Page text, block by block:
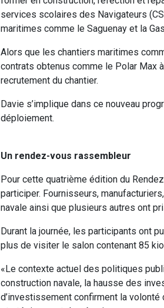
services scolaires des Navigateurs
maritimes comme le Saguenay et la
Alors que les chantiers maritimes
contrats obtenus comme le Polar Max
recrutement du chantier.
Davie s’implique dans ce nouveau
déploiement.
Un rendez-vous rassembleur
Pour cette quatrième édition du
participer. Fournisseurs,
navale ainsi que plusieurs autres ont
Durant la journée, les participants ont
plus de visiter le salon contenant 85
«Le contexte actuel des politiques
construction navale, la hausse des
d’investissement confirment la